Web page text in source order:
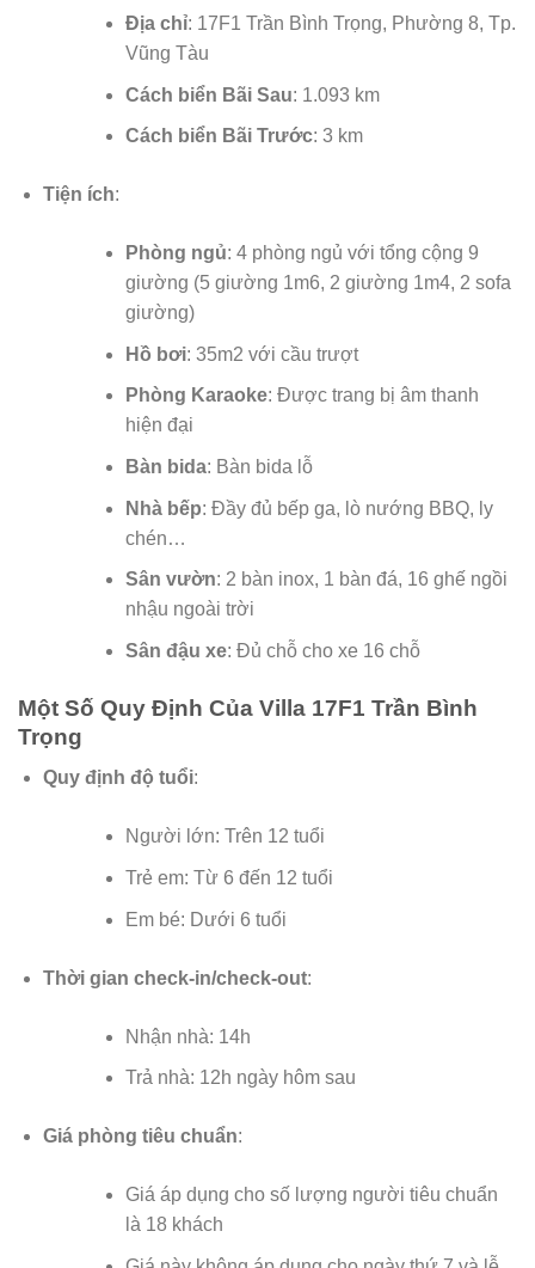
Địa chỉ: 17F1 Trần Bình Trọng, Phường 8, Tp.
Vũng Tàu
Cách biển Bãi Sau: 1.093 km
Cách biển Bãi Trước: 3 km
Tiện ích:
Phòng ngủ: 4 phòng ngủ với tổng cộng 9
giường (5 giường 1m6, 2 giường 1m4, 2 sofa
giường)
Hồ bơi: 35m2 với cầu trượt
Phòng Karaoke: Được trang bị âm thanh
hiện đại
Bàn bida: Bàn bida lỗ
Nhà bếp: Đầy đủ bếp ga, lò nướng BBQ, ly
chén…
Sân vườn: 2 bàn inox, 1 bàn đá, 16 ghế ngồi
nhậu ngoài trời
Sân đậu xe: Đủ chỗ cho xe 16 chỗ
Một Số Quy Định Của Villa 17F1 Trần Bình
Trọng
Quy định độ tuổi:
Người lớn: Trên 12 tuổi
Trẻ em: Từ 6 đến 12 tuổi
Em bé: Dưới 6 tuổi
Thời gian check-in/check-out:
Nhận nhà: 14h
Trả nhà: 12h ngày hôm sau
Giá phòng tiêu chuẩn:
Giá áp dụng cho số lượng người tiêu chuẩn
là 18 khách